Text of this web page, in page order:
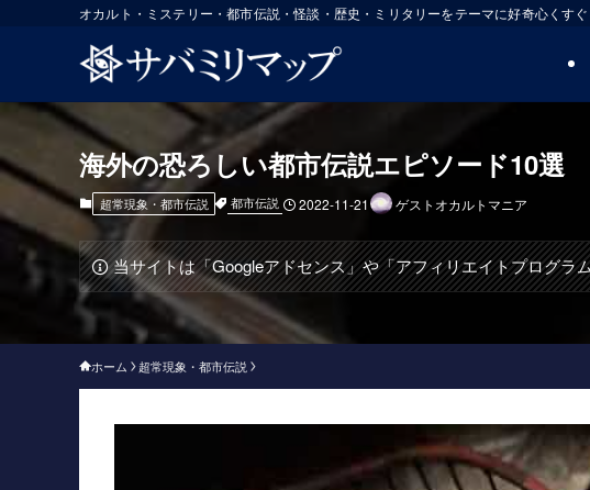
オカルト・ミステリー・都市伝説・怪談・歴史・ミリタリーをテーマに好奇心くす
海外の恐ろしい都市伝説エピソード10選
超常現象・都市伝説 都市伝説 2022-11-21 ゲストオカルトマニア
当サイトは「Googleアドセンス」や「アフィリエイトプログ
ホーム 超常現象・都市伝説